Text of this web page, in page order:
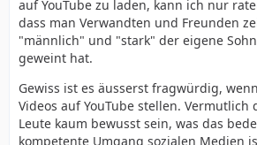
auf YouTube zu laden, kann ich nur
dass man Verwandten und Freunden
"männlich" und "stark" der eigene
geweint hat.
Gewiss ist es äusserst fragwürdig,
Videos auf YouTube stellen.
Leute kaum bewusst sein, was das
kompetente Umgang sozialen Medien